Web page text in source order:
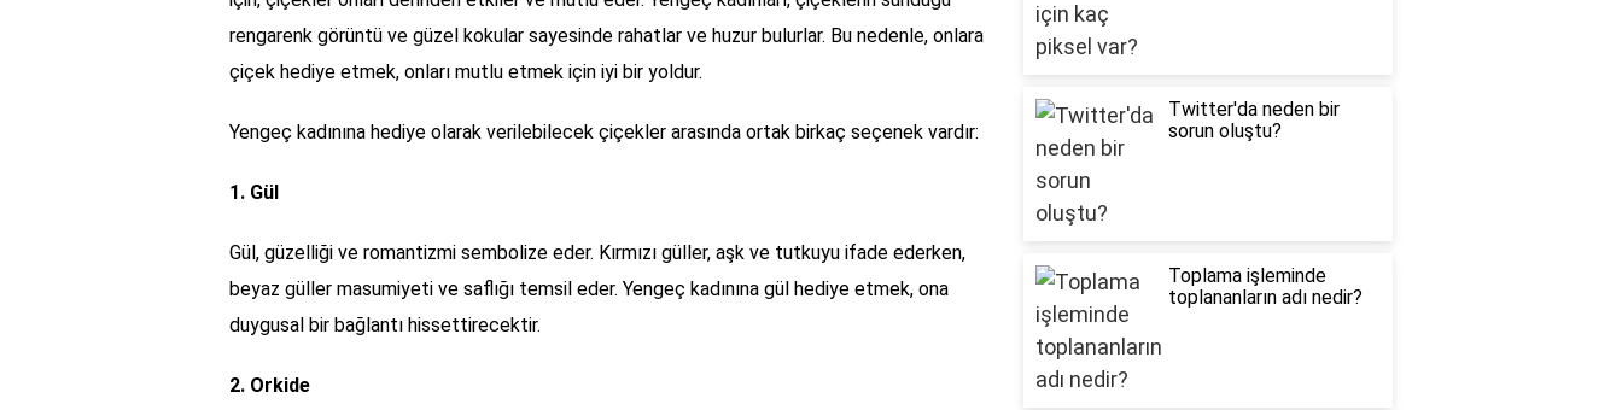
rengarenk görüntü ve güzel kokular sayesinde rahatlar ve huzur bulurlar. Bu nedenle, onlara
çiçek hediye etmek, onları mutlu etmek için iyi bir yoldur.
Yengeç kadınına hediye olarak verilebilecek çiçekler arasında ortak birkaç seçenek vardır:
1. Gül
Gül, güzelliği ve romantizmi sembolize eder. Kırmızı güller, aşk ve tutkuyu ifade ederken,
beyaz güller masumiyeti ve saflığı temsil eder. Yengeç kadınına gül hediye etmek, ona
duygusal bir bağlantı hissettirecektir.
2. Orkide
Twitter'da neden bir
sorun oluştu?
Toplama işleminde
toplananların adı nedir?